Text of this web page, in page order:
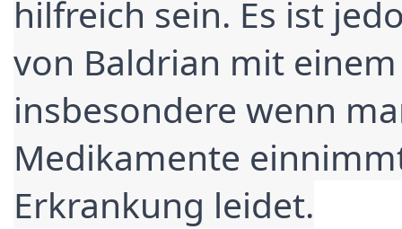
hilfreich sein. Es ist
von Baldrian mit
insbesondere wenn
Medikamente
Erkrankung leidet.